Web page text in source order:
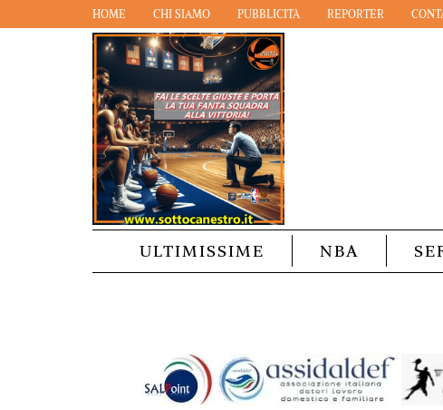
HOME CHI SIAMO PUBBLICITÀ REPORTER
ULTIMISSIME NBA